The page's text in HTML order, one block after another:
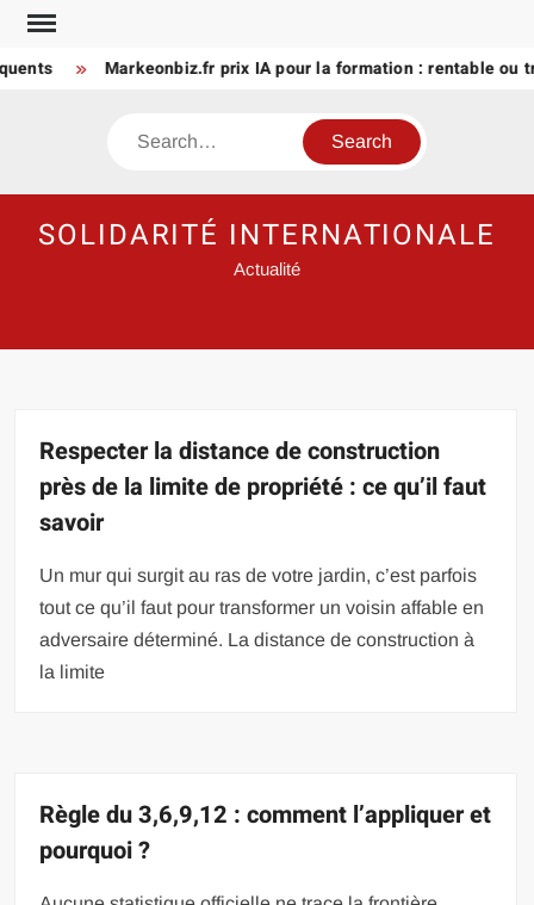
Skip
content
Markeonbiz.fr prix IA pour la formation : rentable ou trop
Search
SOLIDARITÉ INTERNATIONALE
Actualité
Respecter la distance de construction
près de la limite de propriété : ce qu’il faut
savoir
Un mur qui surgit au ras de votre jardin, c’est parfois
tout ce qu’il faut pour transformer un voisin affable en
adversaire déterminé. La distance de construction à
la limite
Règle du 3,6,9,12 : comment l’appliquer et
pourquoi ?